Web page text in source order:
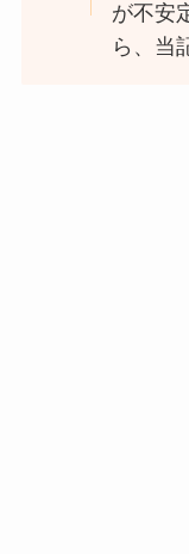
が不安
ら、当